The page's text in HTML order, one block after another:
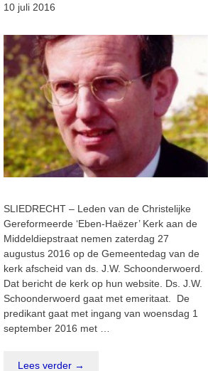
10 juli 2016
SLIEDRECHT – Leden van de Christelijke
Gereformeerde ‘Eben-Haëzer’ Kerk aan de
Middeldiepstraat nemen zaterdag 27
augustus 2016 op de Gemeentedag van de
kerk afscheid van ds. J.W. Schoonderwoerd.
Dat bericht de kerk op hun website. Ds. J.W.
Schoonderwoerd gaat met emeritaat. De
predikant gaat met ingang van woensdag 1
september 2016 met …
Lees verder →